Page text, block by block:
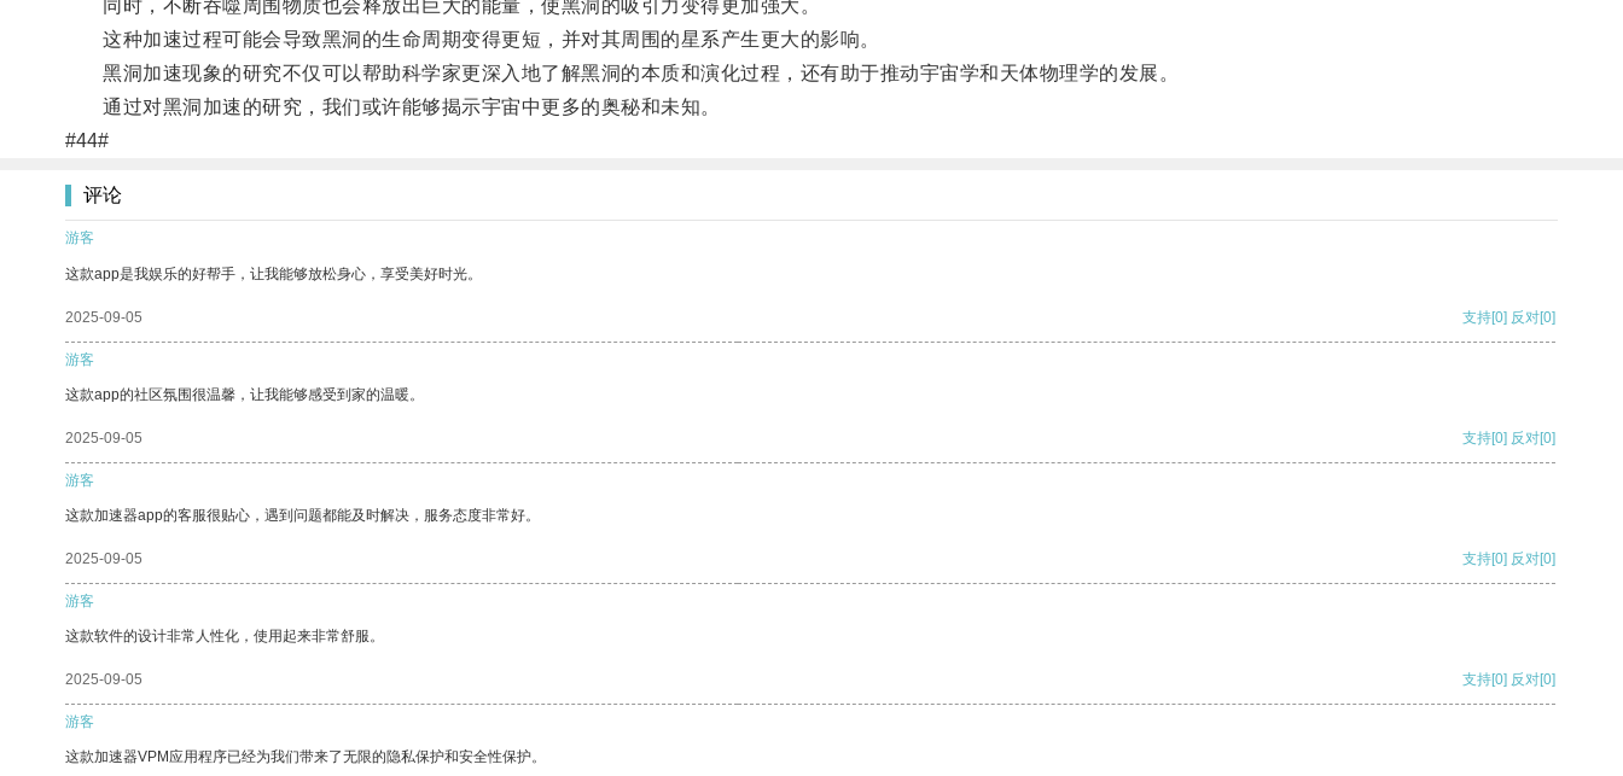
同时，不断吞噬周围物质也会释放出巨大的能量，使黑洞的吸引力变得更加强大。
这种加速过程可能会导致黑洞的生命周期变得更短，并对其周围的星系产生更大的影响。
黑洞加速现象的研究不仅可以帮助科学家更深入地了解黑洞的本质和演化过程，还有助于推动宇宙学和天体物理学的发展。
通过对黑洞加速的研究，我们或许能够揭示宇宙中更多的奥秘和未知。
#44#
评论
游客
这款app是我娱乐的好帮手，让我能够放松身心，享受美好时光。
2025-09-05 支持[0] 反对[0]
游客
这款app的社区氛围很温馨，让我能够感受到家的温暖。
2025-09-05 支持[0] 反对[0]
游客
这款加速器app的客服很贴心，遇到问题都能及时解决，服务态度非常好。
2025-09-05 支持[0] 反对[0]
游客
这款软件的设计非常人性化，使用起来非常舒服。
2025-09-05 支持[0] 反对[0]
游客
这款加速器VPM应用程序已经为我们带来了无限的隐私保护和安全性保护。